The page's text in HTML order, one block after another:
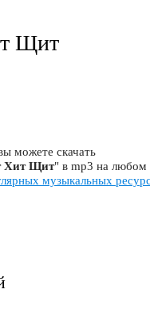
Щит
можете скачать
Хит Щит" в mp3 на любом
музыкальных